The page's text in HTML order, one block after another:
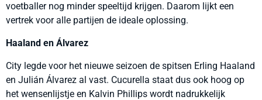
voetballer nog minder speeltijd krijgen. Daarom lijkt een
vertrek voor alle partijen de ideale oplossing.
Haaland en Álvarez
City legde voor het nieuwe seizoen de spitsen Erling Haaland
en Julián Álvarez al vast. Cucurella staat dus ook hoog op
het wensenlijstje en Kalvin Phillips wordt nadrukkelijk